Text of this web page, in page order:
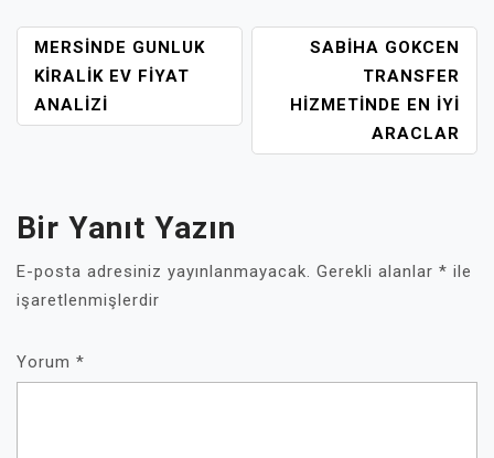
YAZI
GEZINMESI
MERSINDE GUNLUK
KIRALIK EV FIYAT
ANALIZI
SABIHA GOKCEN
TRANSFER
HIZMETINDE EN İYI
ARACLAR
Bir Yanıt Yazın
E-posta adresiniz yayınlanmayacak. Gerekli alanlar * ile
işaretlenmişlerdir
Yorum *